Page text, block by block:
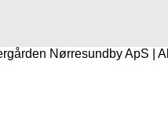
Nørresundby ApS |